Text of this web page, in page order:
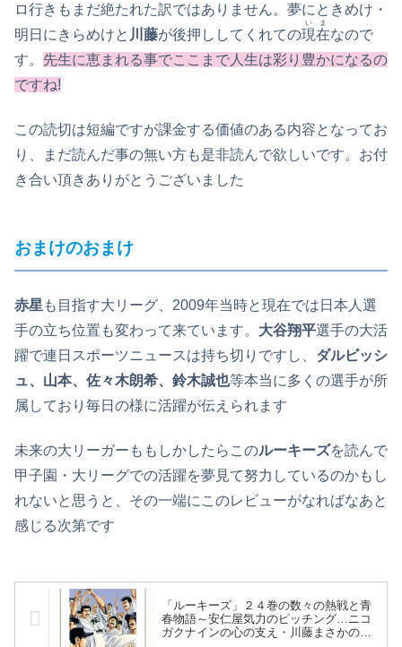
ロ行きもまだ絶たれた訳ではありません。夢にときめけ・
明日にきらめけと 川藤が後押ししてくれての現在
いま
なので
す。 先生に恵まれる事でここまで人生は彩り豊かになるの
ですね!
この読切は短編ですが課金する価値のある内容となってお
り、まだ読んだ事の無い方も是非読んで欲しいです。お付
き合い頂きありがとうございました
おまけのおまけ
赤星 も目指す大リーグ、2009年当時と現在では日本人選
手の立ち位置も変わって来ています。 大谷翔平選手の大活
躍で連日スポーツニュースは持ち切りですし、 ダルビッシ
ュ、山本、佐々木朗希、鈴木誠也等本当に多くの選手が所
属しており毎日の様に活躍が伝えられます
未来の大リーガーももしかしたらこのルーキーズを読んで
甲子園・大リーグでの活躍を夢見て努力しているのかもし
れないと思うと、その一端にこのレビューがなればなあと
感じる次第です
「ルーキーズ」２４巻の数々の熱戦と青
春物語～安仁屋気力のピッチング…ニコ
ガクナインの心の支え・川藤まさかのベ